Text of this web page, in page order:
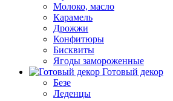
Молоко, масло
Карамель
Дрожжи
Конфитюры
Бисквиты
Ягоды замороженные
Готовый декор
Безе
Леденцы